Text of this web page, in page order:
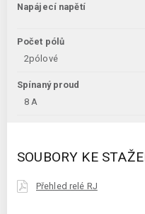
Napájecí napětí
Počet pólů
2pólové
Spínaný proud
8 A
SOUBORY KE
Přehled relé RJ